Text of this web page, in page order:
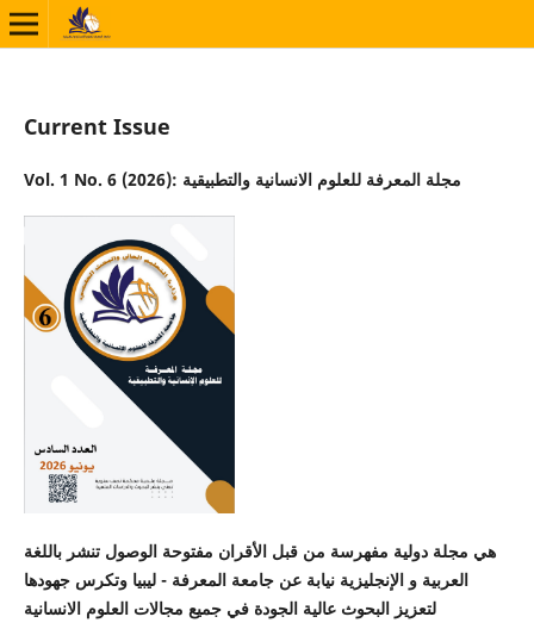
Current Issue
Vol. 1 No. 6 (2026): مجلة المعرفة للعلوم الانسانية والتطبيقية
هي مجلة دولية مفهرسة من قبل الأقران مفتوحة الوصول تنشر باللغة
العربية و الإنجليزية نيابة عن جامعة المعرفة - ليبيا وتكرس جهودها
لتعزيز البحوث عالية الجودة في جميع مجالات العلوم الانسانية